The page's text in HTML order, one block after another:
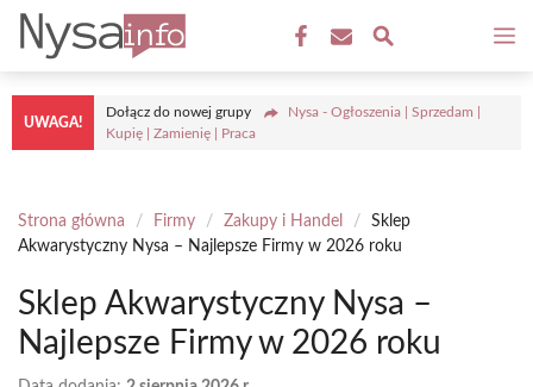
Przejdź
treści
UWAGA!
Dołącz do nowej grupy
Nysa - Ogłoszenia | Sprzedam |
Kupię | Zamienię | Praca
Strona główna / Firmy / Zakupy i Handel /
Sklep
Akwarystyczny Nysa – Najlepsze Firmy w 2026 roku
Sklep Akwarystyczny Nysa –
Najlepsze Firmy w 2026 roku